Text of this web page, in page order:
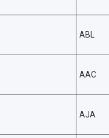
ABL
AAC
AJA